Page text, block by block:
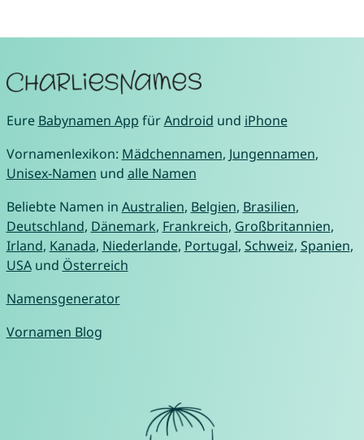
Eure Babynamen App fürAndroid und iPhone
Vornamenlexikon: Mädchennamen, Jungennamen,
Unisex-Namen und alle Namen
Beliebte Namen in Australien, Belgien, Brasilien,
Deutschland, Dänemark, Frankreich, Großbritannien,
Irland, Kanada, Niederlande, Portugal, Schweiz, Spanien,
USAund Österreich
Namensgenerator
Vornamen Blog